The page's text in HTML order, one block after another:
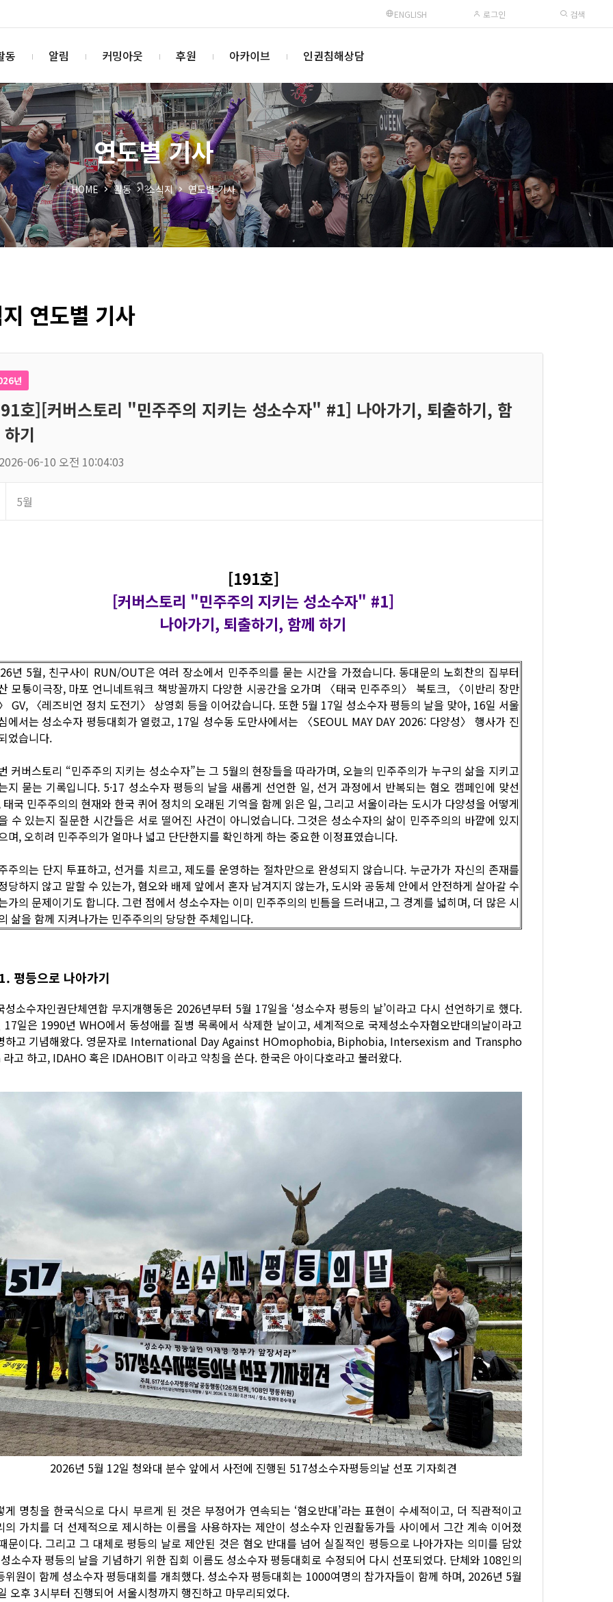
ENGLISH 로그인 검색
동 알림 커밍아웃 후원 아카이브 인권침해상담
연도별 기사
HOME 활동 소식지 연도별 기사
연도별 기사
년
호][커버스토리 "민주주의 지키는 성소수자" #1] 나아가기, 퇴출하기, 함
기
06-10 오전 10:04:03
5월
[191호]
[커버스토리 "민주주의 지키는 성소수자" #1]
나아가기, 퇴출하기, 함께 하기
년 5월, 친구사이 RUN/OUT은 여러 장소에서 민주주의를 묻는 시간을 가졌습니다. 동대문의 노회찬의 집부터
모퉁이극장, 마포 언니네트워크 책방꼴까지 다양한 시공간을 오가며 〈태국 민주주의〉 북토크, 〈이반리 장만
GV, 〈레즈비언 정치 도전기〉 상영회 등을 이어갔습니다. 또한 5월 17일 성소수자 평등의 날을 맞아, 16일 서울
에서는 성소수자 평등대회가 열렸고, 17일 성수동 도만사에서는 〈SEOUL MAY DAY 2026: 다양성〉 행사가 진
었습니다.
커버스토리 “민주주의 지키는 성소수자”는 그 5월의 현장들을 따라가며, 오늘의 민주주의가 누구의 삶을 지키고
지 묻는 기록입니다. 5·17 성소수자 평등의 날을 새롭게 선언한 일, 선거 과정에서 반복되는 혐오 캠페인에 맞선
태국 민주주의의 현재와 한국 퀴어 정치의 오래된 기억을 함께 읽은 일, 그리고 서울이라는 도시가 다양성을 어떻게
수 있는지 질문한 시간들은 서로 떨어진 사건이 아니었습니다. 그것은 성소수자의 삶이 민주주의의 바깥에 있지
며, 오히려 민주주의가 얼마나 넓고 단단한지를 확인하게 하는 중요한 이정표였습니다.
주의는 단지 투표하고, 선거를 치르고, 제도를 운영하는 절차만으로 완성되지 않습니다. 누군가가 자신의 존재를
당하지 않고 말할 수 있는가, 혐오와 배제 앞에서 혼자 남겨지지 않는가, 도시와 공동체 안에서 안전하게 살아갈 수
가의 문제이기도 합니다. 그런 점에서 성소수자는 이미 민주주의의 빈틈을 드러내고, 그 경계를 넓히며, 더 많은 시
삶을 함께 지켜나가는 민주주의의 당당한 주체입니다.
평등으로 나아가기
성소수자인권단체연합 무지개행동은 2026년부터 5월 17일을 ‘성소수자 평등의 날’이라고 다시 선언하기로 했다.
17일은 1990년 WHO에서 동성애를 질병 목록에서 삭제한 날이고, 세계적으로 국제성소수자혐오반대의날이라고
하고 기념해왔다. 영문자로 International Day Against HOmophobia, Biphobia, Intersexism and Transpho
고 하고, IDAHO 혹은 IDAHOBIT 이라고 약칭을 쓴다. 한국은 아이다호라고 불러왔다.
2026년 5월 12일 청와대 분수 앞에서 사전에 진행된 517성소수자평등의날 선포 기자회견
게 명칭을 한국식으로 다시 부르게 된 것은 부정어가 연속되는 ‘혐오반대’라는 표현이 수세적이고, 더 직관적이고
의 가치를 더 선제적으로 제시하는 이름을 사용하자는 제안이 성소수자 인권활동가들 사이에서 그간 계속 이어졌
문이다. 그리고 그 대체로 평등의 날로 제안된 것은 혐오 반대를 넘어 실질적인 평등으로 나아가자는 의미를 담았
소수자 평등의 날을 기념하기 위한 집회 이름도 성소수자 평등대회로 수정되어 다시 선포되었다. 단체와 108인의
위원이 함께 성소수자 평등대회를 개최했다. 성소수자 평등대회는 1000여명의 참가자들이 함께 하며, 2026년 5월
오후 3시부터 진행되어 서울시청까지 행진하고 마무리되었다.